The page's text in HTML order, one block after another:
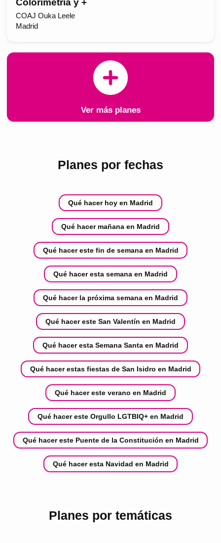
Colorimetría y +
COAJ Ouka Leele
Madrid
Ver más planes
Planes por fechas
Qué hacer hoy en Madrid
Qué hacer mañana en Madrid
Qué hacer este fin de semana en Madrid
Qué hacer esta semana en Madrid
Qué hacer la próxima semana en Madrid
Qué hacer este San Valentín en Madrid
Qué hacer esta Semana Santa en Madrid
Qué hacer estas fiestas de San Isidro en Madrid
Qué hacer este verano en Madrid
Qué hacer este Orgullo LGTBIQ+ en Madrid
Qué hacer este Puente de la Constitución en Madrid
Qué hacer esta Navidad en Madrid
Planes por temáticas